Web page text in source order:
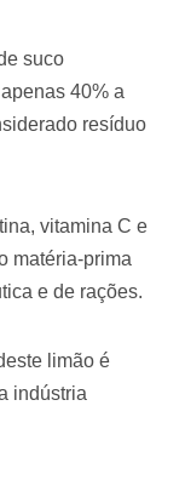
suco
40% a
resíduo
vitamina C e
matéria-prima
e de rações.
limão é
indústria